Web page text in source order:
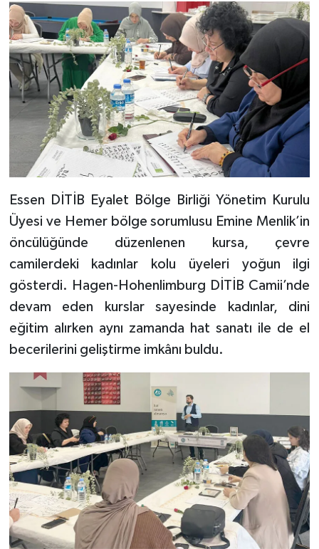
Essen DİTİB Eyalet Bölge Birliği Yönetim Kurulu
Üyesi ve Hemer bölge sorumlusu Emine Menlik’in
öncülüğünde düzenlenen kursa, çevre
camilerdeki kadınlar kolu üyeleri yoğun ilgi
gösterdi. Hagen-Hohenlimburg DİTİB Camii’nde
devam eden kurslar sayesinde kadınlar, dini
eğitim alırken aynı zamanda hat sanatı ile de el
becerilerini geliştirme imkânı buldu.
Bitlis Müftülüğü
Bolu Müftülüğü
Burdur Müftülüğü
Bursa Müftülüğü
Çanakkale Müftülüğü
Çankırı Müftülüğü
Çorum Müftülüğü
Denizli Müftülüğü
Diyarbakır Müftülüğü
Düzce Müftülüğü
Edirne Müftülüğü
Elazığ Müftülüğü
Erzincan Müftülüğü
Erzurum Müftülüğü
Eskişehir Müftülüğü
Sağlık
Makaleler
Ekonomi
Duyurular
Podcast
Bilim, Teknoloji
Biyografiler
Diyanet TV
İhtida Haberleri
YAŞAM